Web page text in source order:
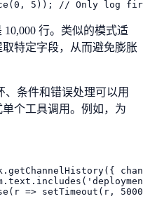
行。类似的模式适
特定字段，从而避免膨胀
、条件和错误处理可以用
个工具调用。例如，为
=> setTimeout(r,